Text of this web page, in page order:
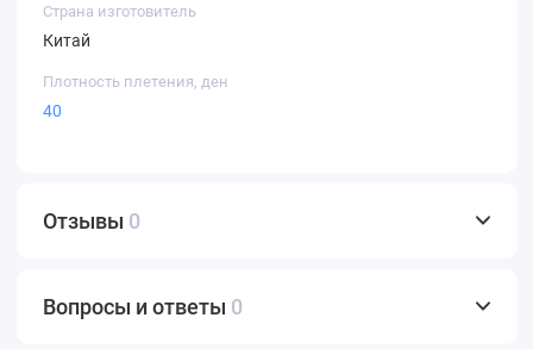
Страна изготовитель
Китай
Плотность плетения, ден
40
Отзывы 0
Вопросы и ответы 0